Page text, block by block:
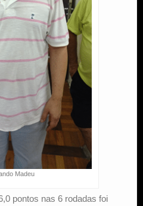
Madeu
pontos nas 6 rodadas foi